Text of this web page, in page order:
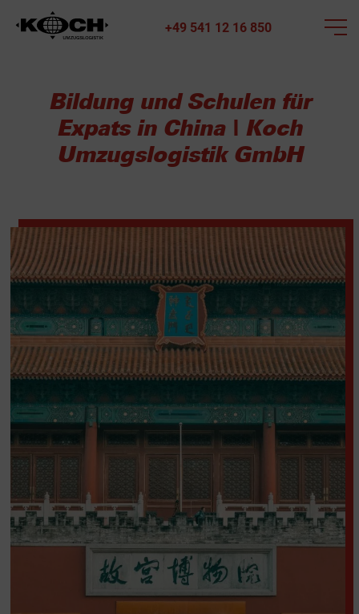
+49 541 12 16 850
Bildung und Schulen für
Expats in China | Koch
Umzugslogistik GmbH